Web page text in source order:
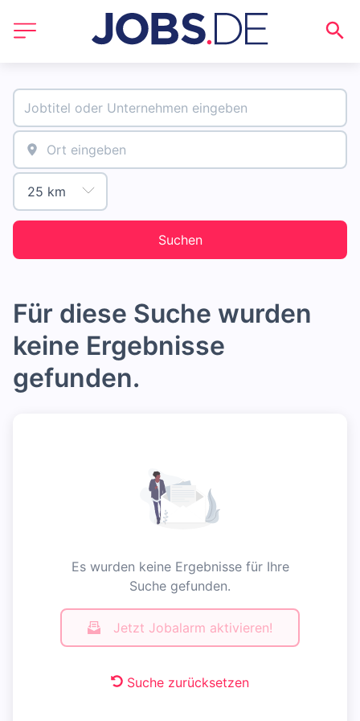
Suchen
Für diese Suche wurden
keine Ergebnisse
gefunden.
Es wurden keine Ergebnisse für Ihre
Suche gefunden.
Jetzt Jobalarm aktivieren!
Suche zurücksetzen